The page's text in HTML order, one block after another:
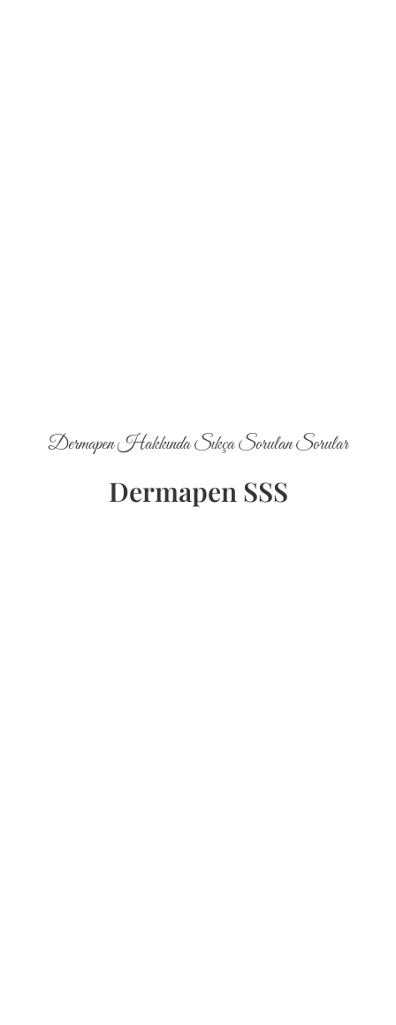
Dermapen Hakkında Sıkça Sorulan Sorular
Dermapen SSS